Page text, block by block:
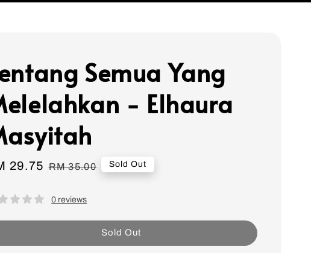
Semua Yang
- Elhaura
29.75 Regular
RM 35.00 Sold Out
0 reviews
Sold Out